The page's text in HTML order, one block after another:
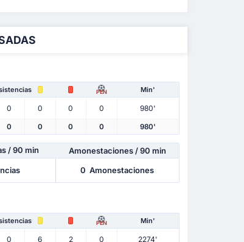
PEN Min'
0 0 0 0 980'
0 0 0 0 980'
/ 90 min
Amonestaciones / 90 min
0 Amonestaciones
PEN Min'
0 6 2 0 2274'